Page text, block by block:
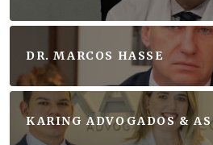
DR. MARCOS HASSE
KARING ADVOGADOS &